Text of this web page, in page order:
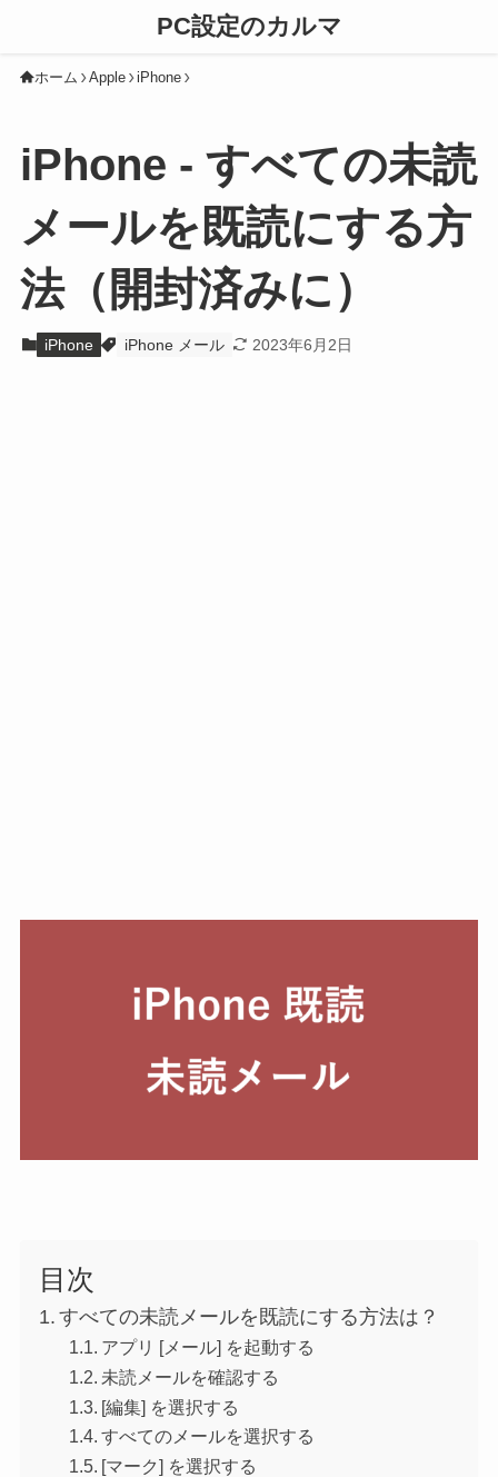
PC設定のカルマ
ホーム Apple iPhone
iPhone - すべての未読
メールを既読にする方
法（開封済みに）
iPhone iPhone メール 2023年6月2日
目次
すべての未読メールを既読にする方法は？
アプリ [メール] を起動する
未読メールを確認する
[編集] を選択する
すべてのメールを選択する
[マーク] を選択する